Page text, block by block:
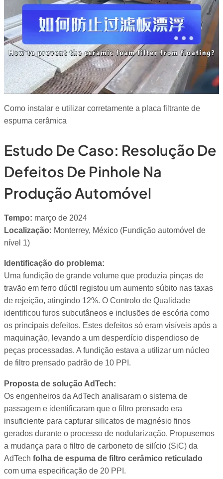
Como instalar e utilizar corretamente a placa filtrante de
espuma cerâmica
Estudo De Caso: Resolução De
Defeitos De Pinhole Na
Produção Automóvel
Tempo: março de 2024
Localização: Monterrey, México (Fundição automóvel de
nível 1)
Identificação do problema:
Uma fundição de grande volume que produzia pinças de
travão em ferro dúctil registou um aumento súbito nas taxas
de rejeição, atingindo 12%. O Controlo de Qualidade
identificou furos subcutâneos e inclusões de escória como
os principais defeitos. Estes defeitos só eram visíveis após a
maquinação, levando a um desperdício dispendioso de
peças processadas. A fundição estava a utilizar um núcleo
de filtro prensado padrão de 10 PPI.
Proposta de solução AdTech:
Os engenheiros da AdTech analisaram o sistema de
passagem e identificaram que o filtro prensado era
insuficiente para capturar silicatos de magnésio finos
gerados durante o processo de nodularização. Propusemos
a mudança para o filtro de carboneto de silício (SiC) da
AdTech folha de espuma de filtro cerâmico reticulado
com uma especificação de 20 PPI.